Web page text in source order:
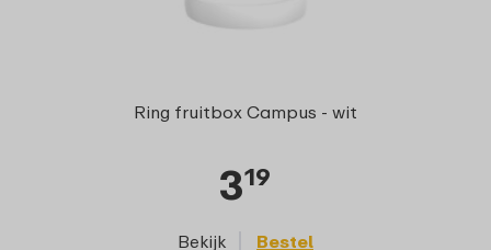
Ring fruitbox Campus - wit
319
Bekijk Bestel